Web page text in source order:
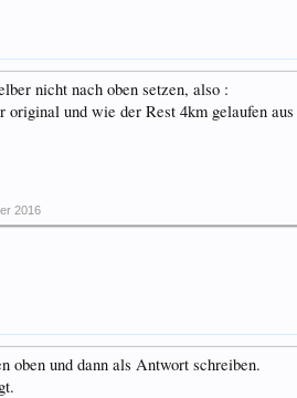
nicht nach oben setzen, also :
original und wie der Rest 4km gelaufen
2016
oben und dann als Antwort schreiben.